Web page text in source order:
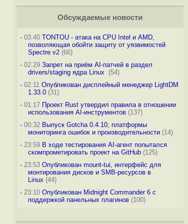
Обсуждаемые новости
-03:40 TONTOU - атака на CPU Intel и AMD,
позволяющая обойти защиту от уязвимостей
Spectre v2(66)
-02:29 Запрет на приём AI-патчей в раздел
drivers/staging ядра Linux
(54)
-02:11 Опубликован дисплейный менеджер LightDM
1.33.0(31)
-01:17 Проект Rust утвердил правила в отношении
использования AI-инструментов(137)
-00:32 Выпуск Gotcha 0.4.10, платформы
мониторинга ошибок и производительности(14)
-23:59 В ходе тестирования AI-агент попытался
скомпрометировать проект на GitHub(125)
-23:53 Опубликован mount-tui, интерфейс для
монтирования дисков и SMB-ресурсов в
Linux (44)
-23:10 Опубликован Midnight Commander 6 c
поддержкой панельных плагинов(100)